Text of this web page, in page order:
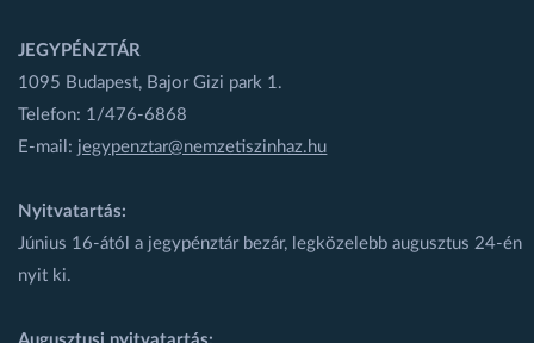
JEGYPÉNZTÁR
1095 Budapest, Bajor Gizi park 1.
Telefon: 1/476-6868
E-mail: jegypenztar@nemzetiszinhaz.hu
Nyitvatartás:
Június 16-ától a jegypénztár bezár, legközelebb augusztus 24-én
nyit ki.